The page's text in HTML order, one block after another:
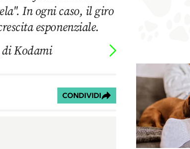
In ogni caso, il giro
esponenziale.
Kodami
CONDIVIDI